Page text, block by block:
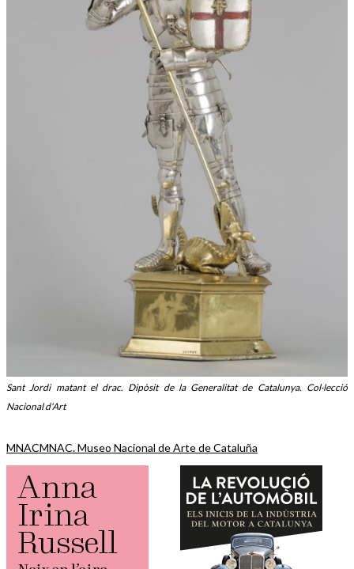
Sant Jordi matant el drac. Dipòsit de la Generalitat de Catalunya. Col·lecció
Nacional d'Art
MNACMNAC. Museo Nacional de Arte de Cataluña